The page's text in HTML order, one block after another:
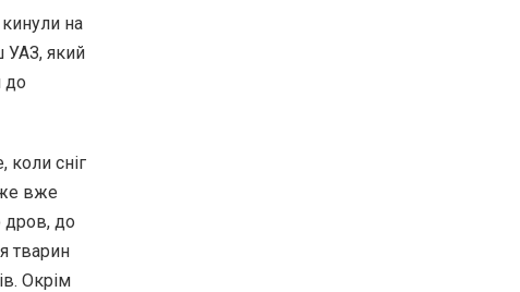
кинули на
УАЗ, який
до
коли сніг
вже
дров, до
тварин
Окрім